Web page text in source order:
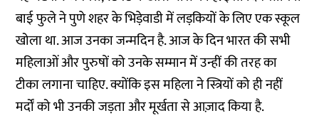
बाई फुले ने पुणे शहर के भिड़ेवाडी में लड़कियों के लिए एक स्कूल
खोला था. आज उनका जन्मदिन है. आज के दिन भारत की सभी
महिलाओं और पुरुषों को उनके सम्मान में उन्हीं की तरह का
टीका लगाना चाहिए. क्योंकि इस महिला ने स्त्रियों को ही नहीं
मर्दों को भी उनकी जड़ता और मूर्खता से आज़ाद किया है.